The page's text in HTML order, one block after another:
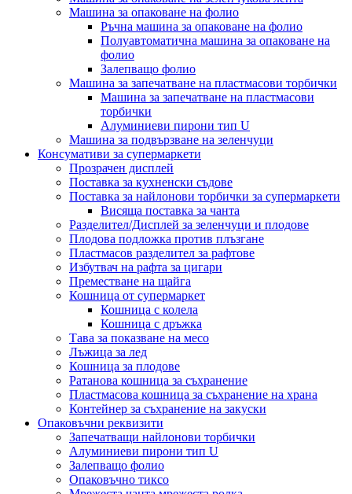
Машина за опаковане на фолио
Ръчна машина за опаковане на фолио
Полуавтоматична машина за опаковане на
фолио
Залепващо фолио
Машина за запечатване на пластмасови торбички
Машина за запечатване на пластмасови
торбички
Алуминиеви пирони тип U
Машина за подвързване на зеленчуци
Консумативи за супермаркети
Прозрачен дисплей
Поставка за кухненски съдове
Поставка за найлонови торбички за супермаркети
Висяща поставка за чанта
Разделител/Дисплей за зеленчуци и плодове
Плодова подложка против плъзгане
Пластмасов разделител за рафтове
Избутвач на рафта за цигари
Преместване на щайга
Кошница от супермаркет
Кошница с колела
Кошница с дръжка
Тава за показване на месо
Лъжица за лед
Кошница за плодове
Ратанова кошница за съхранение
Пластмасова кошница за съхранение на храна
Контейнер за съхранение на закуски
Опаковъчни реквизити
Запечатващи найлонови торбички
Алуминиеви пирони тип U
Залепващо фолио
Опаковъчно тиксо